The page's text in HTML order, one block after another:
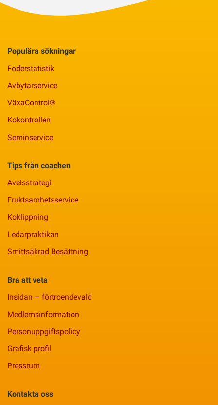
Populära sökningar
Foderstatistik
Avbytarservice
VäxaControl®
Kokontrollen
Seminservice
Tips från coachen
Avelsstrategi
Fruktsamhetsservice
Koklippning
Ledarpraktikan
Smittsäkrad Besättning
Bra att veta
Insidan – förtroendevald
Medlemsinformation
Personuppgiftspolicy
Grafisk profil
Pressrum
Kontakta oss